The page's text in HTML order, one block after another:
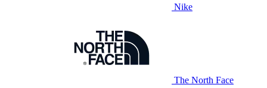
Nike
The North Face